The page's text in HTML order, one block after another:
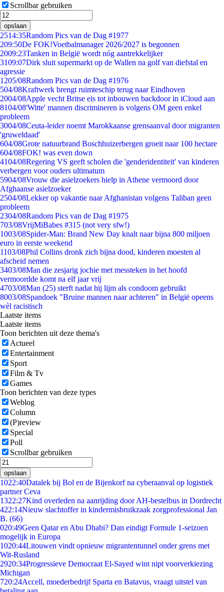
Scrollbar gebruiken
opslaan
2514:35Random Pics van de Dag #1977
209:50De FOK!Voetbalmanager 2026/2027 is begonnen
2009:23Tanken in België wordt nóg aantrekkelijker
3109:07Dirk sluit supermarkt op de Wallen na golf van diefstal en
agressie
1205/08Random Pics van de Dag #1976
504/08Kraftwerk brengt ruimteschip terug naar Eindhoven
2004/08Apple vecht Britse eis tot inbouwen backdoor in iCloud aan
8104/08'Witte' mannen discrimineren is volgens OM geen enkel
probleem
3004/08Ceuta-leider noemt Marokkaanse grensaanval door migranten
'gruweldaad'
604/08Grote natuurbrand Boschhuizerbergen groeit naar 100 hectare
604/08FOK! was even down
4104/08Regering VS geeft scholen die 'genderidentiteit' van kinderen
verbergen voor ouders ultimatum
5904/08Vrouw die asielzoekers hielp in Athene vermoord door
Afghaanse asielzoeker
2504/08Lekker op vakantie naar Afghanistan volgens Taliban geen
probleem
2304/08Random Pics van de Dag #1975
703/08VrijMiBabes #315 (not very sfw!)
1003/08Spider-Man: Brand New Day knalt naar bijna 800 miljoen
euro in eerste weekend
1103/08Phil Collins dronk zich bijna dood, kinderen moesten al
afscheid nemen
3403/08Man die zesjarig jochie met messteken in het hoofd
vermoordde komt na elf jaar vrij
4703/08Man (25) sterft nadat hij lijm als condoom gebruikt
8003/08Spandoek "Bruine mannen naar achteren" in België opeens
wèl racistisch
Laatste items
Laatste items
Toon berichten uit deze thema's
Actueel
Entertainment
Sport
Film & Tv
Games
Toon berichten van deze types
Weblog
Column
(P)review
Special
Poll
Scrollbar gebruiken
opslaan
1022:40Datalek bij Bol en de Bijenkorf na cyberaanval op logistiek
partner Ceva
1322:27Kind overleden na aanrijding door AH-bestelbus in Dordrecht
422:14Nieuw slachtoffer in kindermisbruikzaak zorgprofessional Jan
B. (66)
020:49Geen Qatar en Abu Dhabi? Dan eindigt Formule 1-seizoen
mogelijk in Europa
1020:44Litouwen vindt opnieuw migrantentunnel onder grens met
Wit-Rusland
2920:34Progressieve Democraat El-Sayed wint nipt voorverkiezing
Michigan
720:24Accell, moederbedrijf Sparta en Batavus, vraagt uitstel van